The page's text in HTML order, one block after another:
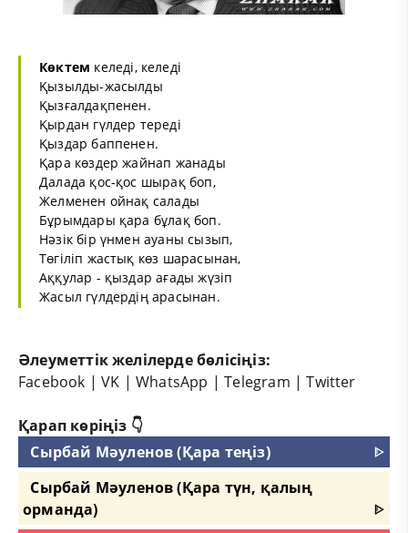
Көктем келеді, келеді
Қызылды-жасылды
Қызғалдақпенен.
Қырдан гүлдер тереді
Қыздар баппенен.
Қара көздер жайнап жанады
Далада қос-қос шырақ боп,
Желменен ойнақ салады
Бұрымдары қара бұлақ боп.
Нәзік бір үнмен ауаны сызып,
Төгіліп жастық көз шарасынан,
Аққулар - қыздар ағады жүзіп
Жасыл гүлдердің арасынан.
Әлеуметтік желілерде бөлісіңіз:
Facebook |VK |WhatsApp |Telegram |Twitter
Қарап көріңіз 👇
Сырбай Мәуленов (Қара теңіз)
ᐈ
Сырбай Мәуленов (Қара түн, қалың
орманда)
ᐈ